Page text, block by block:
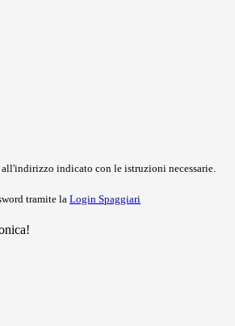
indicato con le istruzioni necessarie.
tramite la Login Spaggiari